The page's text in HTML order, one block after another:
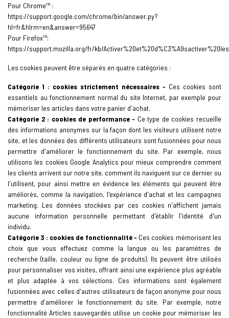
Pour Chrome™ :
https://support.google.com/chrome/bin/answer.py?
hl=fr&hlrm=en&answer=95647
Pour Firefox™:
https://support.mozilla.org/fr/kb/
Les cookies peuvent être séparés en quatre catégories :
Catégorie 1 : cookies strictement nécessaires - Ces cookies sont
essentiels au fonctionnement normal du site Internet, par exemple pour
mémoriser les articles dans votre panier d'achat.
Catégorie 2 : cookies de performance - Ce type de cookies recueille
des informations anonymes sur la façon dont les visiteurs utilisent notre
site, et les données des différents utilisateurs sont fusionnées pour nous
permettre d'améliorer le fonctionnement du site. Par exemple, nous
utilisons les cookies Google Analytics pour mieux comprendre comment
les clients arrivent sur notre site, comment ils naviguent sur ce dernier ou
l'utilisent, pour ainsi mettre en évidence les éléments qui peuvent être
améliorés, comme la navigation, l'expérience d'achat et les campagnes
marketing. Les données stockées par ces cookies n'affichent jamais
aucune information personnelle permettant d'établir l'identité d'un
individu.
Catégorie 3 : cookies de fonctionnalité - Ces cookies mémorisent les
choix que vous effectuez comme la langue ou les paramètres de
recherche (taille, couleur ou ligne de produits). Ils peuvent être utilisés
pour personnaliser vos visites, offrant ainsi une expérience plus agréable
et plus adaptée à vos sélections. Ces informations sont également
fusionnées avec celles d'autres utilisateurs de façon anonyme pour nous
permettre d'améliorer le fonctionnement du site. Par exemple, notre
fonctionnalité Articles sauvegardés utilise un cookie pour mémoriser les